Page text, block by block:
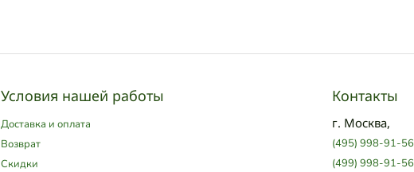
Условия нашей работы
Доставка и оплата
Возврат
Скидки
Контакты
г. Москва,
(495) 998-91-56
(499) 998-91-56